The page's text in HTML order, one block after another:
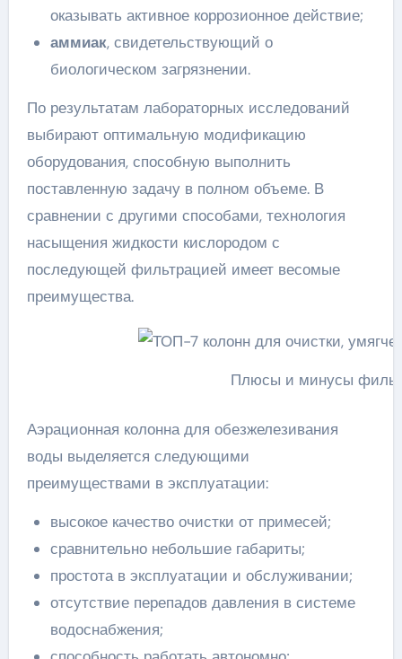
оказывать активное коррозионное действие;
аммиак, свидетельствующий о
биологическом загрязнении.
По результатам лабораторных исследований
выбирают оптимальную модификацию
оборудования, способную выполнить
поставленную задачу в полном объеме. В
сравнении с другими способами, технология
насыщения жидкости кислородом с
последующей фильтрацией имеет весомые
преимущества.
Плюсы и минусы
Аэрационная колонна для обезжелезивания
воды выделяется следующими
преимуществами в эксплуатации:
высокое качество очистки от примесей;
сравнительно небольшие габариты;
простота в эксплуатации и обслуживании;
отсутствие перепадов давления в системе
водоснабжения;